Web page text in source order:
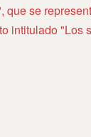
que se
intitulado